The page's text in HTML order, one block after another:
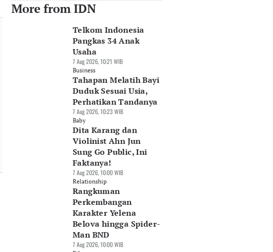
More from IDN
Telkom Indonesia
Pangkas 34 Anak
Usaha
7 Aug 2026, 10:21 WIB
Business
Tahapan Melatih Bayi
Duduk Sesuai Usia,
Perhatikan Tandanya
7 Aug 2026, 10:23 WIB
Baby
Dita Karang dan
Violinist Ahn Jun
Sung Go Public, Ini
Faktanya!
7 Aug 2026, 10:00 WIB
Relationship
Rangkuman
Perkembangan
Karakter Yelena
Belova hingga Spider-
Man BND
7 Aug 2026, 10:00 WIB